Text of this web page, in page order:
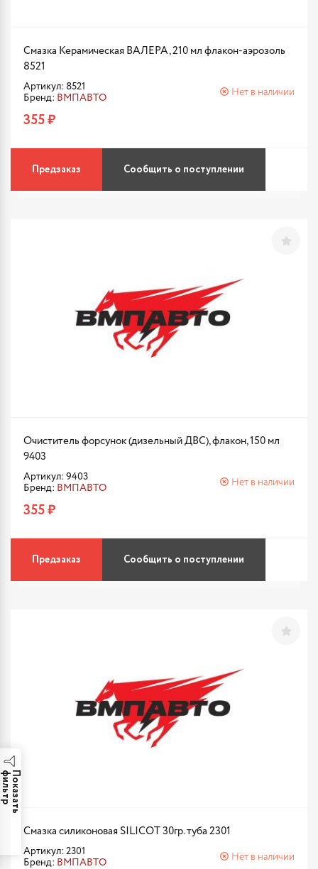
П
о
к
а
з
а
т
ь
ф
и
л
ь
т
Смазка Керамическая ВАЛЕРА, 210 мл флакон-аэрозоль
8521
Артикул: 8521
Бренд: ВМПАВТО
Нет в наличии
355 ₽
Предзаказ Сообщить о поступлении
Очиститель форсунок (дизельный ДВС), флакон, 150 мл
9403
Артикул: 9403
Бренд: ВМПАВТО
Нет в наличии
355 ₽
Предзаказ Сообщить о поступлении
Смазка силиконовая SILICOT 30гр. туба 2301
Артикул: 2301
Бренд: ВМПАВТО
Нет в наличии